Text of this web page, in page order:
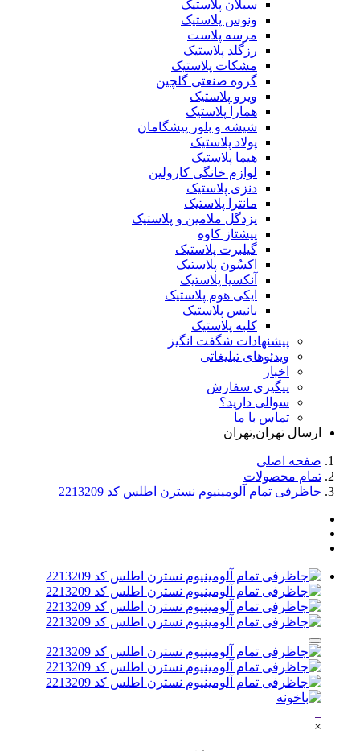
سبلان پلاستیک
ونوس پلاستیک
مرسه پلاست
رزگلد پلاستیک
مشکات پلاستیک
گروه صنعتی گلچین
ویرو پلاستیک
همارا پلاستیک
شیشه و بلور پیشگامان
پولاد پلاستیک
هیما پلاستیک
لوازم خانگی کارولین
دنزی پلاستیک
مانترا پلاستیک
یزدگل ملامین و پلاستیک
پیشتاز کاوه
گیلبرت پلاستیک
اکسُون پلاستیک
آنکسیا پلاستیک
ایکی هوم پلاستیک
بانیس پلاستیک
کلبه پلاستیک
پیشنهادات شگفت انگیز
ویدئوهای تبلیغاتی
اخبار
پیگیری سفارش
سوالی دارید؟
تماس با ما
ارسال تهران,تهران
صفحه اصلی
تمام محصولات
جاظرفی تمام آلومینیوم نسترن اطلس کد 2213209
×